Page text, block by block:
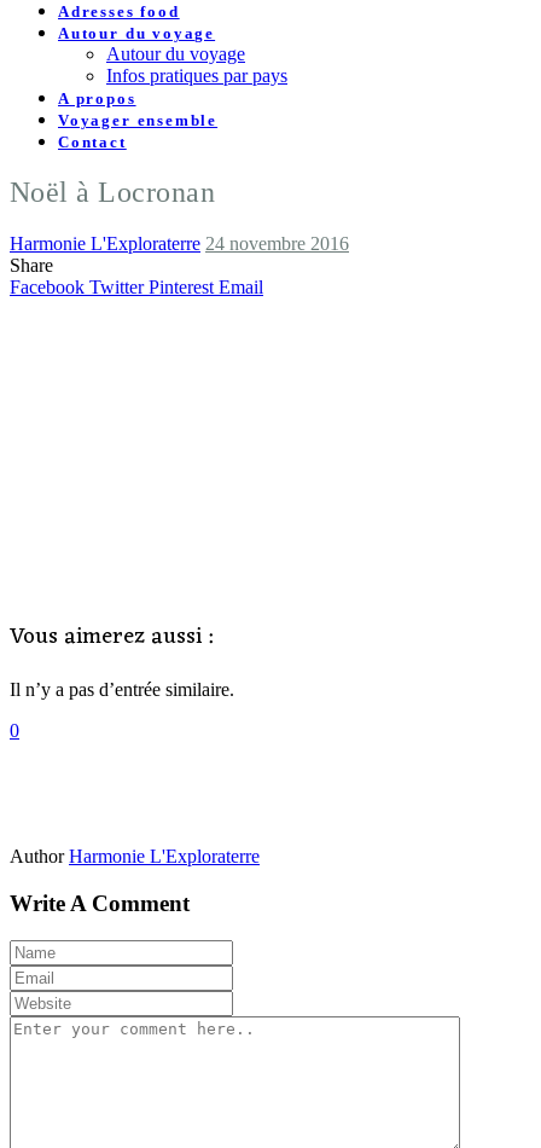
Adresses food
Autour du voyage
Autour du voyage
Infos pratiques par pays
A propos
Voyager ensemble
Contact
Noël à Locronan
Harmonie L'Exploraterre 24 novembre 2016
Share
Facebook Twitter Pinterest Email
Vous aimerez aussi :
Il n’y a pas d’entrée similaire.
0
Author Harmonie L'Exploraterre
Write A Comment